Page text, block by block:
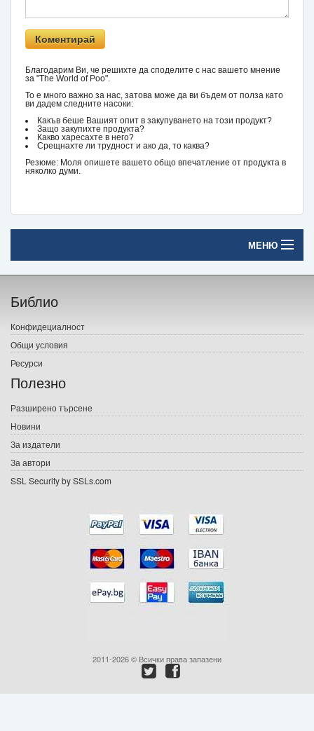
Благодарим Ви, че решихте да споделите с нас вашето мнение
за "The World of Poo".
То е много важно за нас, затова може да ви бъдем от полза като
ви дадем следните насоки:
Какъв беше Вашият опит в закупуването на този продукт?
Защо закупихте продукта?
Какво харесахте в него?
Срещнахте ли трудност и ако да, то каква?
Резюме: Моля опишете вашето общо впечатление от продукта в
няколко думи.
МЕНЮ
Начало
Печатни книги
Електронни книги
Е-списания
Подаръци
Ваучери
Библио
Конфидециалност
Общи условия
Ресурси
Полезно
Разширено търсене
Новини
За издатели
За автори
SSL Security by SSLs.com
2011-2026 © Всички права запазени